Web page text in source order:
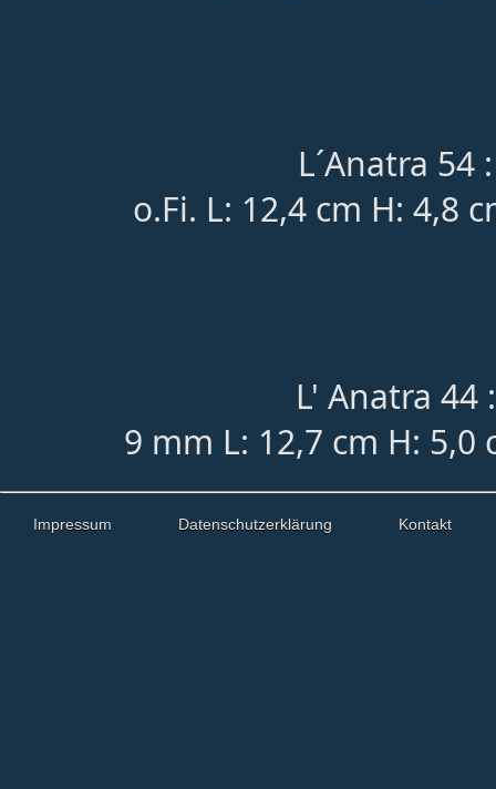
L´Anatra 54
o.Fi. L: 12,4 cm H: 4,8
L' Anatra 44
9 mm L: 12,7 cm H:
Impressum Datenschutzerklärung Kontakt